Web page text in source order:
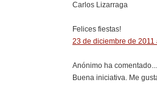
Carlos Lizarraga
Felices fiestas!
23 de diciembre de 2011
Anónimo ha comentado...
Buena iniciativa. Me